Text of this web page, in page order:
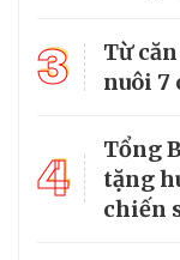
3
Từ
nuôi 7
4
Tổng
tặng
chiến